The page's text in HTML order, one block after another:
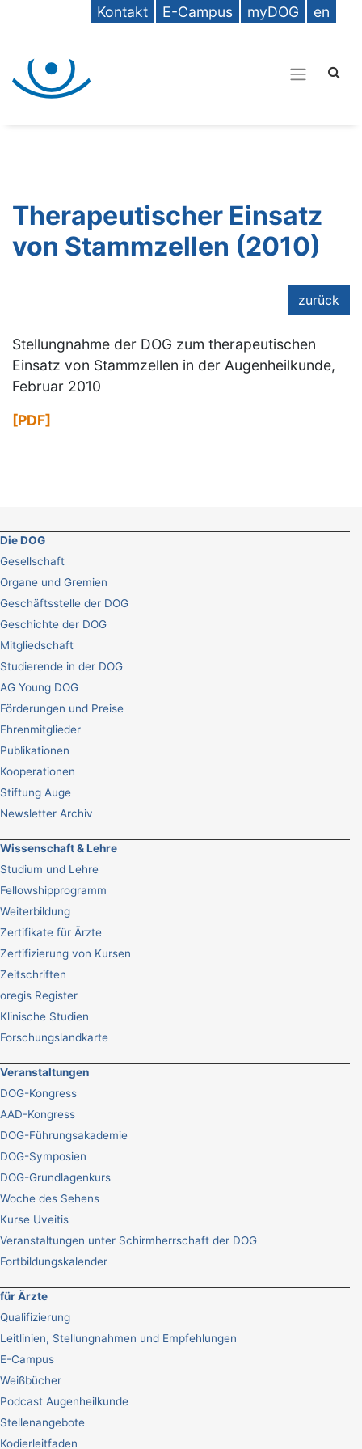
Kontakt E-Campus myDOG en
Therapeutischer Einsatz
von Stammzellen (2010)
zurück
Stellungnahme der DOG zum therapeutischen
Einsatz von Stammzellen in der Augenheilkunde,
Februar 2010
[PDF]
Die DOG
Gesellschaft
Organe und Gremien
Geschäftsstelle der DOG
Geschichte der DOG
Mitgliedschaft
Studierende in der DOG
AG Young DOG
Förderungen und Preise
Ehrenmitglieder
Publikationen
Kooperationen
Stiftung Auge
Newsletter Archiv
Wissenschaft & Lehre
Studium und Lehre
Fellowshipprogramm
Weiterbildung
Zertifikate für Ärzte
Zertifizierung von Kursen
Zeitschriften
oregis Register
Klinische Studien
Forschungslandkarte
Veranstaltungen
DOG-Kongress
AAD-Kongress
DOG-Führungsakademie
DOG-Symposien
DOG-Grundlagenkurs
Woche des Sehens
Kurse Uveitis
Veranstaltungen unter Schirmherrschaft der DOG
Fortbildungskalender
für Ärzte
Qualifizierung
Leitlinien, Stellungnahmen und Empfehlungen
E-Campus
Weißbücher
Podcast Augenheilkunde
Stellenangebote
Kodierleitfaden